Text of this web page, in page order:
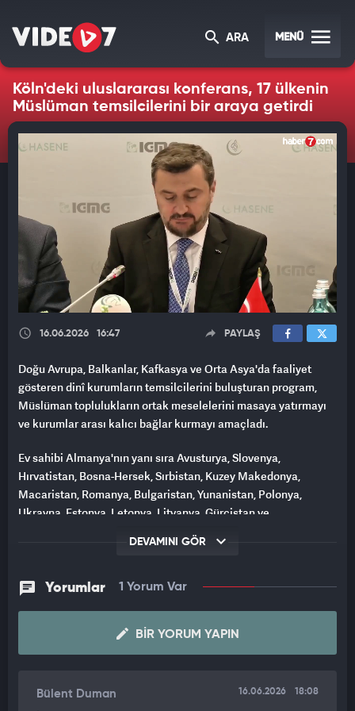
ARA MENÜ
Köln'deki uluslararası konferans, 17 ülkenin
Müslüman temsilcilerini bir araya getirdi
16.06.2026 16:47 PAYLAŞ
Doğu Avrupa, Balkanlar, Kafkasya ve Orta Asya'da faaliyet
gösteren dinî kurumların temsilcilerini buluşturan program,
Müslüman toplulukların ortak meselelerini masaya yatırmayı
ve kurumlar arası kalıcı bağlar kurmayı amaçladı.
Ev sahibi Almanya'nın yanı sıra Avusturya, Slovenya,
Hırvatistan, Bosna-Hersek, Sırbistan, Kuzey Makedonya,
Macaristan, Romanya, Bulgaristan, Yunanistan, Polonya,
Ukrayna, Estonya, Letonya, Litvanya, Gürcistan ve
programa katıldı. Gün boyu süren oturumlarda dinî temsil,
çalışmaları ve İslam karşıtlığı gibi başlıklar ele alındı.
Açılış konuşmasını yapan IGMG Genel Başkan Danışmanı ve
coğrafyanın temsilcilerini aynı çatı altında toplamanın
DEVAMINI GÖR
Yorumlar 1 Yorum Var
BIR YORUM YAPIN
Bülent Duman 16.06.2026 18:08